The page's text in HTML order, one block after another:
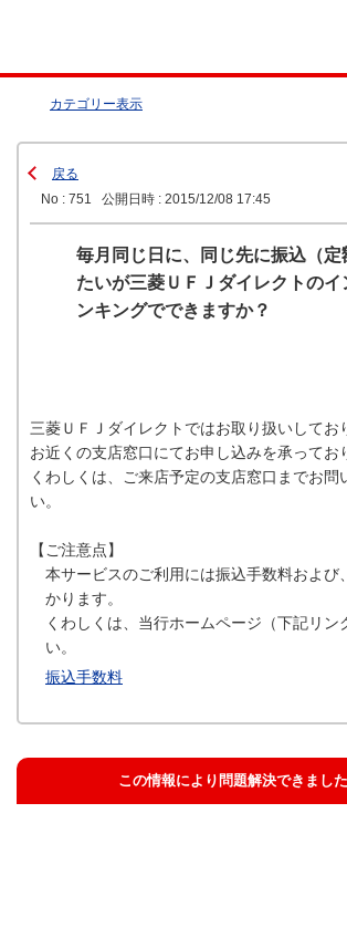
カテゴリー表示
戻る
No : 751
公開日時 : 2015/12/08 17:45
毎月同じ日に、同じ先に振込（定
たいが三菱ＵＦＪダイレクトの
ンキングでできますか？
三菱ＵＦＪダイレクトではお取り扱いしてお
お近くの支店窓口にてお申し込みを承ってお
くわしくは、ご来店予定の支店窓口までお問
い。
【ご注意点】
本サービスのご利用には振込手数料および
かります。
くわしくは、当行ホームページ（下記リン
い。
振込手数料
この情報により問題解決できまし